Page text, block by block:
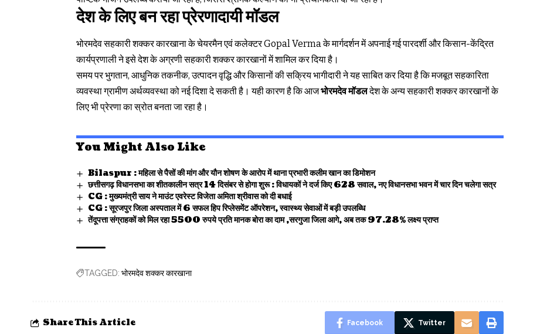
देश के लिए बन रहा प्रेरणादायी मॉडल
भोरमदेव सहकारी शक्कर कारखाना के चेयरमैन एवं कलेक्टर Gopal Verma के मार्गदर्शन में अपनाई गई पारदर्शी और किसान-केंद्रित
कार्यप्रणाली ने इसे देश के अग्रणी सहकारी शक्कर कारखानों में शामिल कर दिया है।
समय पर भुगतान, आधुनिक तकनीक, उत्पादन वृद्धि और किसानों की सक्रिय भागीदारी ने यह साबित कर दिया है कि मजबूत सहकारिता
व्यवस्था ग्रामीण अर्थव्यवस्था को नई दिशा दे सकती है। यही कारण है कि आजभोरमदेव मॉडलदेश के अन्य सहकारी शक्कर कारखानों के
लिए भी प्रेरणा का स्रोत बनता जा रहा है।
You Might Also Like
Bilaspur : महिला से पैसों की मांग और यौन शोषण के आरोप में थाना प्रभारी कलीम खान का डिमोशन
छत्तीसगढ़ विधानसभा का शीतकालीन सत्र 14 दिसंबर से होगा शुरू : विधायकों ने दर्ज किए 628 सवाल, नए विधानसभा भवन में चार दिन चलेगा सत्र
CG : मुख्यमंत्री साय ने माउंट एवरेस्ट विजेता अमिता श्रीवास को दी बधाई
CG : सूरजपुर जिला अस्पताल में 6 सफल हिप रिप्लेसमेंट ऑपरेशन, स्वास्थ्य सेवाओं में बड़ी उपलब्धि
तेंदूपत्ता संग्राहकों को मिल रहा 5500 रुपये प्रति मानक बोरा का दाम ,सरगुजा जिला आगे, अब तक 97.28% लक्ष्य प्राप्त
TAGGED: भोरमदेव शक्कर कारखाना
Share This Article Facebook Twitter